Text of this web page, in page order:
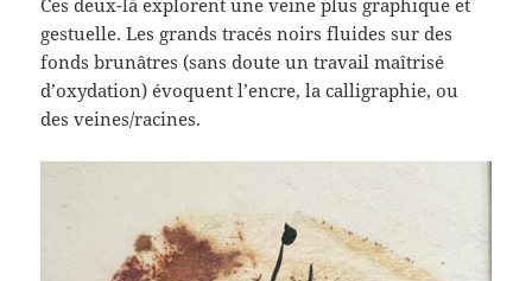
gestuelle. Les grands tracés noirs fluides sur des
fonds brunâtres (sans doute un travail maîtrisé
d’oxydation) évoquent l’encre, la calligraphie, ou
des veines/racines.